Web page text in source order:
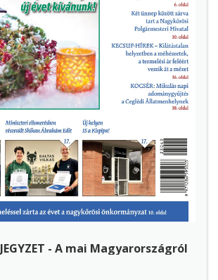
JEGYZET - A mai Magyarországról